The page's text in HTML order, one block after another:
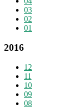
03
02
01
2016
12
11
10
09
08